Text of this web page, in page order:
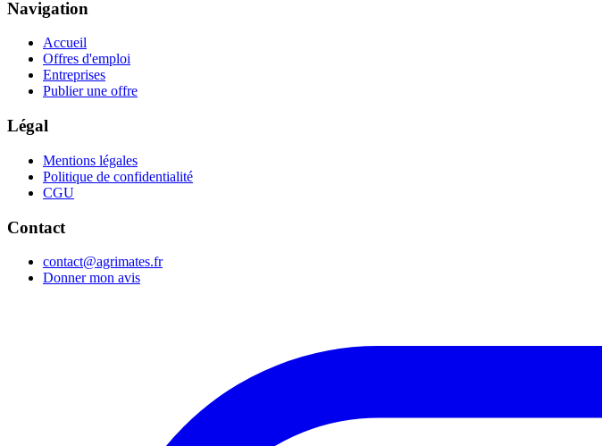
Navigation
Accueil
Offres d'emploi
Entreprises
Publier une offre
Légal
Mentions légales
Politique de confidentialité
CGU
Contact
contact@agrimates.fr
Donner mon avis